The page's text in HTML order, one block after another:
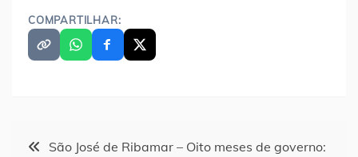
COMPARTILHAR:
Navegação
São José de Ribamar – Oito meses de governo: